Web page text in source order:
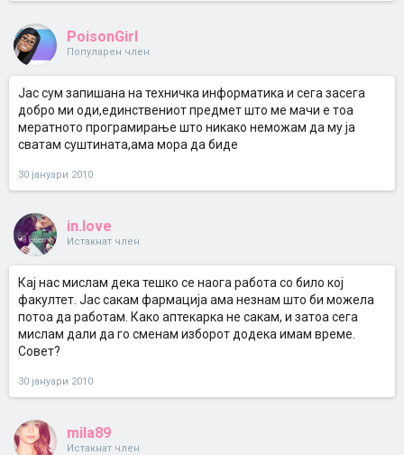
PoisonGirl
Популарен член
Јас сум запишана на техничка информатика и сега засега
добро ми оди,единствениот предмет што ме мачи е тоа
мератното програмирање што никако неможам да му ја
сватам суштината,ама мора да биде
30 јануари 2010
in.love
Истакнат член
Кај нас мислам дека тешко се наога работа со било кој
факултет. Јас сакам фармација ама незнам што би можела
потоа да работам. Како аптекарка не сакам, и затоа сега
мислам дали да го сменам изборот додека имам време.
Совет?
30 јануари 2010
mila89
Истакнат член